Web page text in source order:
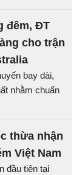
đêm, ĐT
cho trận
bay dài,
nhằm chuẩn
thừa nhận
Việt Nam
đầu tiên tại